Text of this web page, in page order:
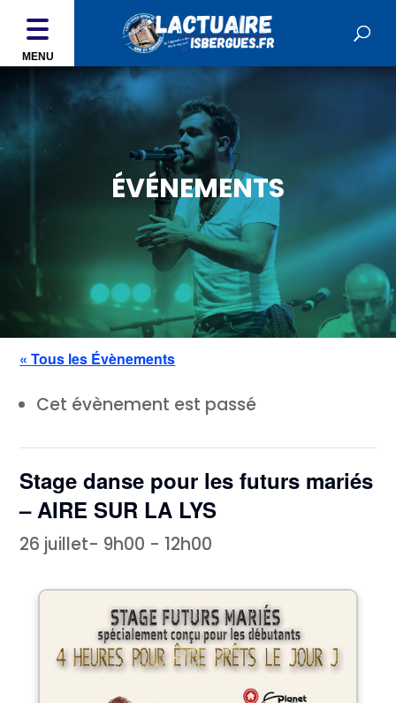
MENU
ÉVÉNEMENTS
« Tous les Évènements
Cet évènement est passé
Stage danse pour les futurs mariés
– AIRE SUR LA LYS
26 juillet- 9h00 - 12h00